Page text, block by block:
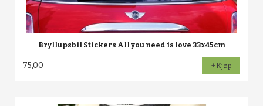
Bryllupsbil Stickers All you need is love 33x45cm
75,00 Kjøp